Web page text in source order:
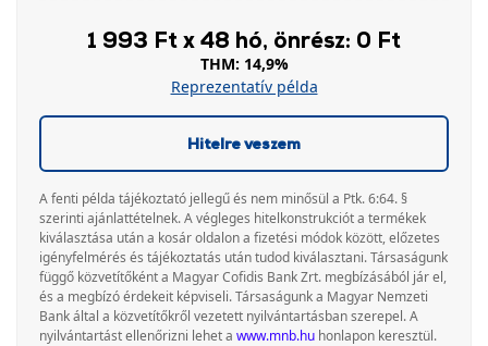
1 993 Ft x 48 hó, önrész: 0 Ft
THM: 14,9%
Reprezentatív példa
Hitelre veszem
A fenti példa tájékoztató jellegű és nem minősül a Ptk. 6:64. §
szerinti ajánlattételnek. A végleges hitelkonstrukciót a termékek
kiválasztása után a kosár oldalon a fizetési módok között, előzetes
igényfelmérés és tájékoztatás után tudod kiválasztani. Társaságunk
függő közvetítőként a Magyar Cofidis Bank Zrt. megbízásából jár el,
és a megbízó érdekeit képviseli. Társaságunk a Magyar Nemzeti
Bank által a közvetítőkről vezetett nyilvántartásban szerepel. A
nyilvántartást ellenőrizni lehet a www.mnb.hu honlapon keresztül.